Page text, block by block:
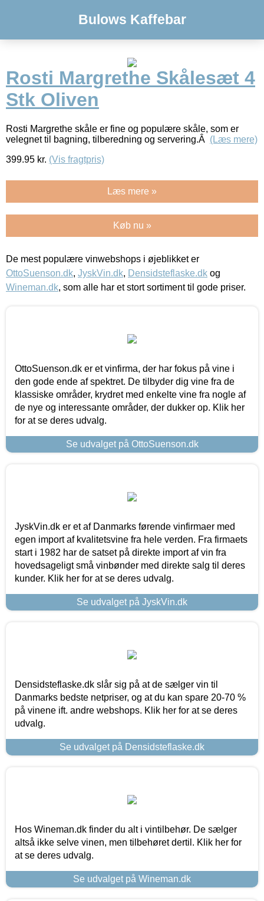
Bulows Kaffebar
Rosti Margrethe Skålesæt 4
Stk Oliven
Rosti Margrethe skåle er fine og populære skåle, som er
velegnet til bagning, tilberedning og servering.Â (Læs mere)
399.95 kr. (Vis fragtpris)
Læs mere »
Køb nu »
De mest populære vinwebshops i øjeblikket er
OttoSuenson.dk, JyskVin.dk, Densidsteflaske.dk og
Wineman.dk, som alle har et stort sortiment til gode priser.
OttoSuenson.dk er et vinfirma, der har fokus på vine i
den gode ende af spektret. De tilbyder dig vine fra de
klassiske områder, krydret med enkelte vine fra nogle af
de nye og interessante områder, der dukker op. Klik her
for at se deres udvalg.
Se udvalget på OttoSuenson.dk
JyskVin.dk er et af Danmarks førende vinfirmaer med
egen import af kvalitetsvine fra hele verden. Fra firmaets
start i 1982 har de satset på direkte import af vin fra
hovedsageligt små vinbønder med direkte salg til deres
kunder. Klik her for at se deres udvalg.
Se udvalget på JyskVin.dk
Densidsteflaske.dk slår sig på at de sælger vin til
Danmarks bedste netpriser, og at du kan spare 20-70 %
på vinene ift. andre webshops. Klik her for at se deres
udvalg.
Se udvalget på Densidsteflaske.dk
Hos Wineman.dk finder du alt i vintilbehør. De sælger
altså ikke selve vinen, men tilbehøret dertil. Klik her for
at se deres udvalg.
Se udvalget på Wineman.dk